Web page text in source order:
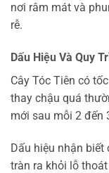
nơi râm mát và
rễ.
Dấu Hiệu Và Quy
Cây Tóc Tiên có
thay chậu quá
mới sau mỗi 2 đến
Dấu hiệu nhận
tràn ra khỏi lỗ